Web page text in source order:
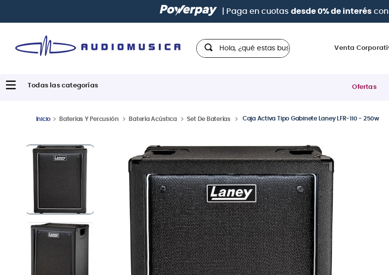
desde 0% de interéscon todas las tarjetas de crédito
Hola, ¿qué estas buscando?
Venta
Ofertas
Baterías Y Percusión Batería Acústica Set De Baterías Caja Activa Tipo Gabinete Laney LFR-110 - 250w